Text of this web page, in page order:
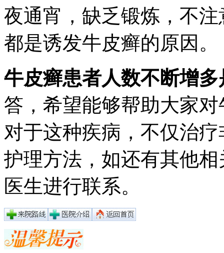
夜通宵，缺乏锻炼，不
都是诱发牛皮癣的原因。
牛皮癣患者人数不断增
答，希望能够帮助大家
对于这种疾病，不仅治
护理方法，如还有其他
医生进行联系。